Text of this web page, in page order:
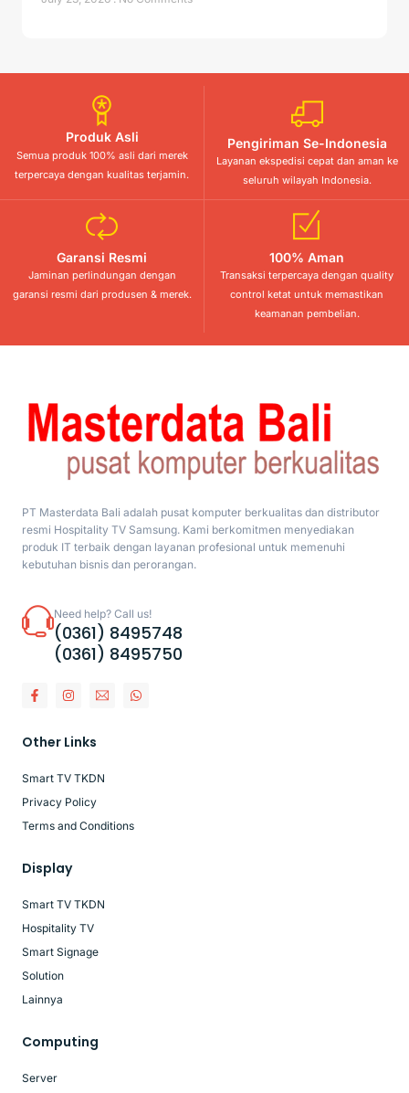
Produk Asli
Semua produk 100% asli dari merek
terpercaya dengan kualitas terjamin.
Pengiriman Se-Indonesia
Layanan ekspedisi cepat dan aman ke
seluruh wilayah Indonesia.
Garansi Resmi
Jaminan perlindungan dengan
garansi resmi dari produsen & merek.
100% Aman
Transaksi terpercaya dengan quality
control ketat untuk memastikan
keamanan pembelian.
PT Masterdata Bali adalah pusat komputer berkualitas dan distributor
resmi Hospitality TV Samsung. Kami berkomitmen menyediakan
produk IT terbaik dengan layanan profesional untuk memenuhi
kebutuhan bisnis dan perorangan.
Need help? Call us!
(0361) 8495748
(0361) 8495750
Other Links
Smart TV TKDN
Privacy Policy
Terms and Conditions
Display
Smart TV TKDN
Hospitality TV
Smart Signage
Solution
Lainnya
Computing
Server